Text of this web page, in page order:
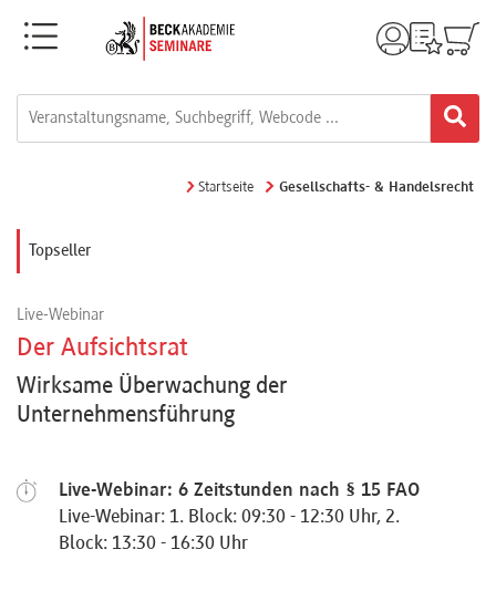
Menü
Webinare
e-
Referenten
Startseite Gesellschafts- & Handelsrecht
Topseller
Live-Webinar
Der Aufsichtsrat
Wirksame Überwachung der
Unternehmensführung
Live-Webinar: 6 Zeitstunden nach § 15 FAO
Live-Webinar: 1. Block: 09:30 - 12:30 Uhr, 2.
Block: 13:30 - 16:30 Uhr